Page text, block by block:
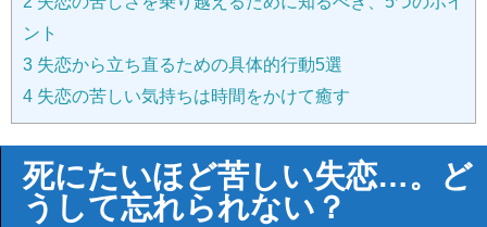
ント
3 失恋から立ち直るための具体的行動5選
4 失恋の苦しい気持ちは時間をかけて癒す
死にたいほど苦しい失恋…。ど
うして忘れられない？